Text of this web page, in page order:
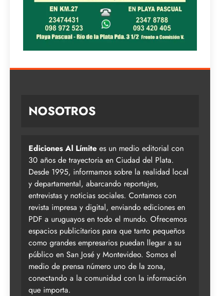
NOSOTROS
Ediciones Al Límite es un medio editorial con
30 años de trayectoria en Ciudad del Plata.
Desde 1995, informamos sobre la realidad local
y departamental, abarcando reportajes,
entrevistas y noticias sociales. Contamos con
revista impresa y digital, enviando ediciones en
PDF a uruguayos en todo el mundo. Ofrecemos
espacios publicitarios para que tanto pequeños
como grandes empresarios puedan llegar a su
público en San José y Montevideo. Somos el
medio de prensa número uno de la zona,
conectando a la comunidad con la información
que importa.